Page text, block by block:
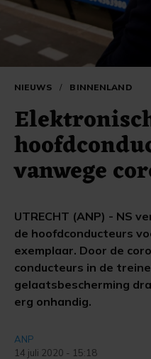
NIEUWS / BINNENLAND
vanwege
UTRECHT (ANP) - NS
de hoofdconducteurs
exemplaar. Door de
conducteurs in de
gelaatsbescherming
erg onhandig.
ANP
14 juli 2020 - 15:18